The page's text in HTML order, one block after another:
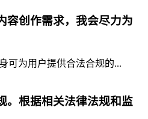
容创作需求，我会尽力为
可为用户提供合法合规的...
。根据相关法律法规和监